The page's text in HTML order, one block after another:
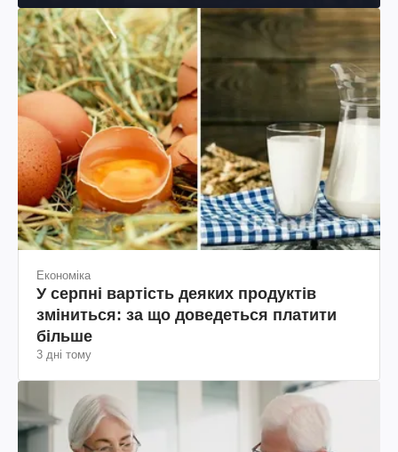
Економіка
У серпні вартість деяких продуктів
зміниться: за що доведеться платити
більше
3 дні тому